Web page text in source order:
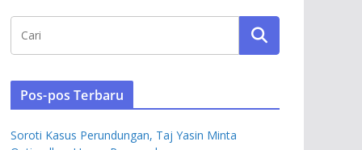
Pos-pos Terbaru
Soroti Kasus Perundungan, Taj Yasin Minta